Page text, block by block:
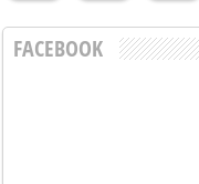
FACEBOOK